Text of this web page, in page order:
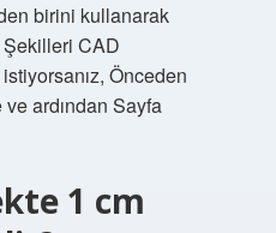
birini kullanarak
Şekilleri CAD
Önceden
ve ardından Sayfa
1 cm